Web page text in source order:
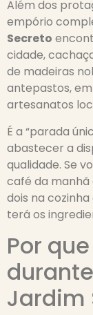
Além dos
empório
Secreto
cidade,
de madeiras
antepastos,
artesanatos
É a “parada
abastecer a
qualidade. Se
café da
dois na
terá os
Por
Jardim